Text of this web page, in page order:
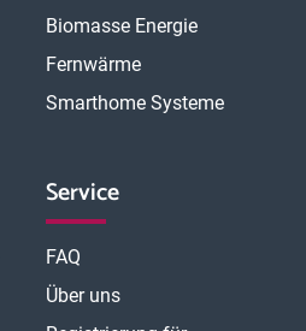
Biomasse Energie
Fernwärme
Smarthome Systeme
Service
FAQ
Über uns